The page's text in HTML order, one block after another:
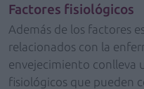
Factores fisiológicos
Además de los factores
relacionados con la
envejecimiento conlleva
fisiológicos que pueden